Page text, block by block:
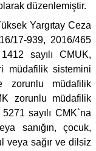
düzenlemiştir.
Yargıtay Ceza
17-939, 2016/465
sayılı CMUK,
müdafilik sistemini
zorunlu müdafilik
zorunlu müdafilik
sayılı CMK`na
sanığın, çocuk,
veya sağır ve dilsiz